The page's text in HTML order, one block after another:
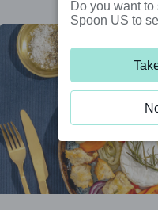
Do you want
Spoon US to